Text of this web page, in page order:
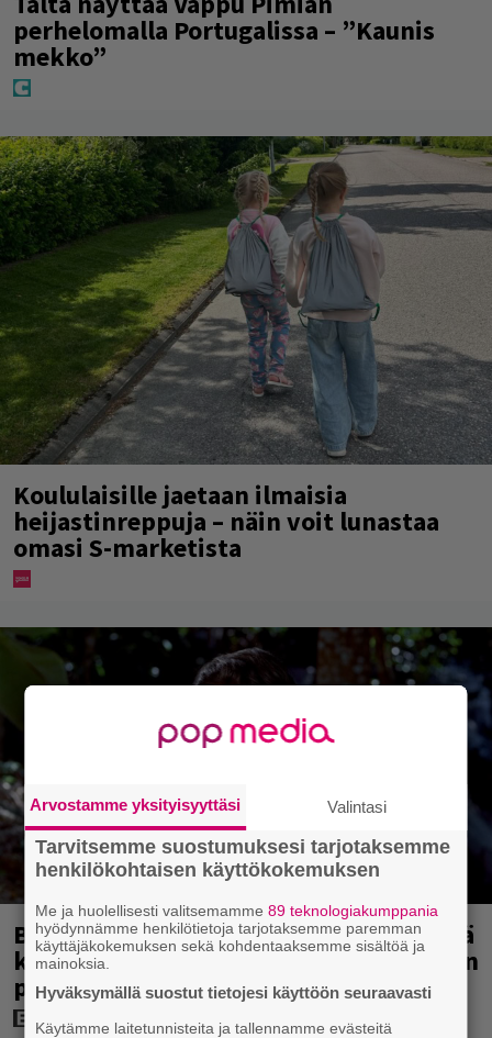
perhelomalla Portugalissa – ”Kaunis
mekko”
Koululaisille jaetaan ilmaisia
heijastinreppuja – näin voit lunastaa
omasi S-marketista
Bond-luojan 68 vuotta sitten lähettämä
kirje löytyi – tältä 007-hahmon piti alun
perin näyttää
Arvostamme yksityisyyttäsi Valintasi
Tarvitsemme suostumuksesi tarjotaksemme
henkilökohtaisen käyttökokemuksen
Me ja huolellisesti valitsemamme89 teknologiakumppania
hyödynnämme henkilötietoja tarjotaksemme paremman
käyttäjäkokemuksen sekä kohdentaaksemme sisältöä ja
mainoksia.
Hyväksymällä suostut tietojesi käyttöön seuraavasti
Käytämme laitetunnisteita ja tallennamme evästeitä